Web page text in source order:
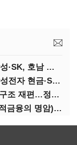
[IB토마토](반도체 메가투자)③삼성·SK, 호남 동시 출격…인력·협력사 쟁탈전
[IB토마토](반도체 메가투자)②삼성전자 현금·SDI 차입…엇갈린 2655조 투자체력
[IB토마토]현대차그룹, 로봇 지배구조 재편…정의선 1245억 추가 투입 유력
[IB토마토](창간7주년 기획: 생산적금융의 명암)③선택받은 산업, 커진 자금격차